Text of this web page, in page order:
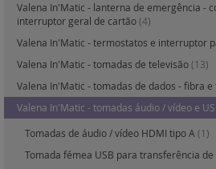
Valena In'Matic - lanterna de emergência -
interruptor geral de cartão(4)
Valena In'Matic - termostatos e interruptor
Valena In'Matic - tomadas de televisão(13)
Valena In'Matic - tomadas de dados - fibra e
Valena In'Matic - tomadas áudio / vídeo e
Tomadas de áudio / vídeo HDMI tipo A (1)
Tomada fémea USB para transferência de